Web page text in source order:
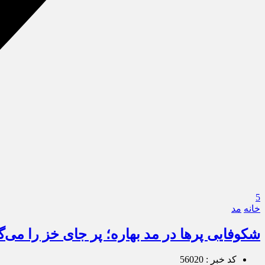
5
خانه مد
شکوفایی پرها در مد بهاره؛ پر جای خز را
کد خبر : 56020